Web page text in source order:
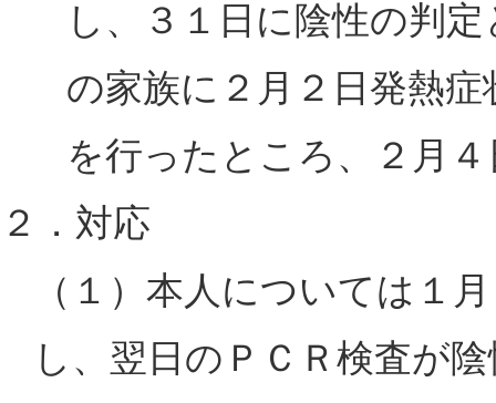
し、３１日に陰性の判
の家族に２月２日発熱
を行ったところ、２月
２．対応
（１）本人については１
し、翌日のＰＣＲ検査が